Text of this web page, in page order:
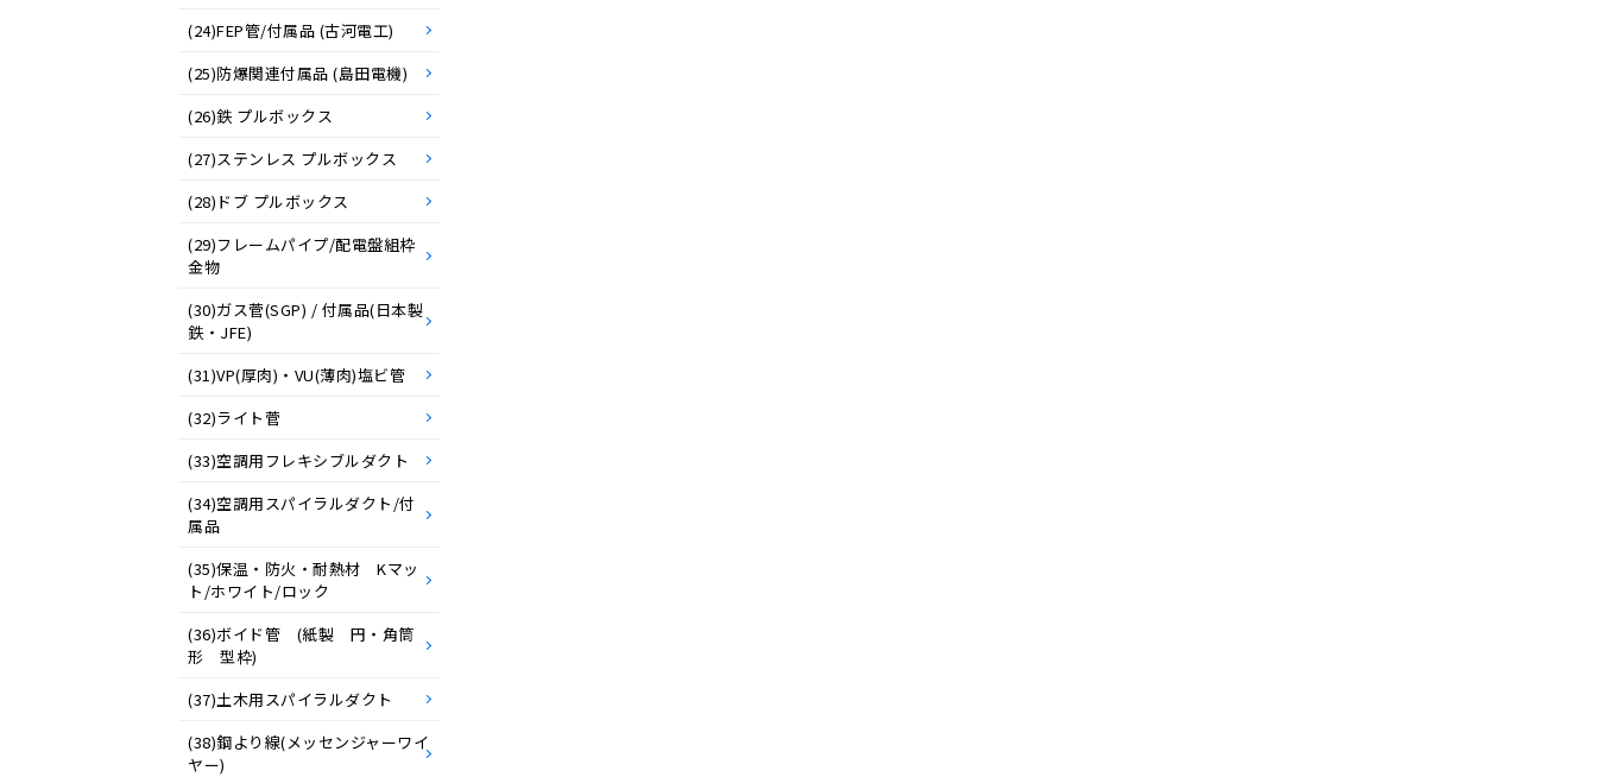
(24)FEP管/付属品 (古河電工)
(25)防爆関連付属品 (島田電機)
(26)鉄 プルボックス
(27)ステンレス プルボックス
(28)ドブ プルボックス
(29)フレームパイプ/配電盤組枠
金物
(30)ガス菅(SGP) / 付属品(日本製
鉄・JFE)
(31)VP(厚肉)・VU(薄肉)塩ビ管
(32)ライト菅
(33)空調用フレキシブルダクト
(34)空調用スパイラルダクト/付
属品
(35)保温・防火・耐熱材 Kマッ
ト/ホワイト/ロック
(36)ボイド管 (紙製 円・角筒
形 型枠)
(37)土木用スパイラルダクト
(38)鋼より線(メッセンジャーワイ
ヤー)